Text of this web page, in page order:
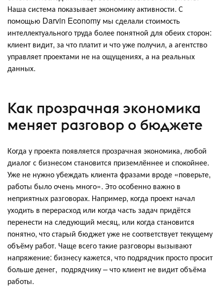
Наша система показывает экономику активности. С
помощью Darvin Economy мы сделали стоимость
интеллектуального труда более понятной для обеих сторон:
клиент видит, за что платит и что уже получил, а агентство
управляет проектами не на ощущениях, а на реальных
данных.
Как прозрачная экономика
меняет разговор о бюджете
Когда у проекта появляется прозрачная экономика, любой
диалог с бизнесом становится приземлённее и спокойнее.
Уже не нужно убеждать клиента фразами вроде «поверьте,
работы было очень много». Это особенно важно в
неприятных разговорах. Например, когда проект начал
уходить в перерасход или когда часть задач придётся
перенести на следующий месяц, или когда становится
понятно, что старый бюджет уже не соответствует текущему
объёму работ. Чаще всего такие разговоры вызывают
напряжение: бизнесу кажется, что подрядчик просто просит
больше денег, подрядчику – что клиент не видит объёма
работы.